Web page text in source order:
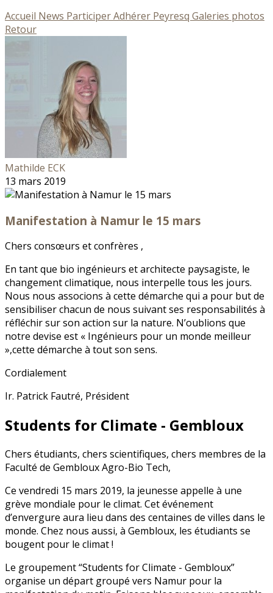
Accueil News ParticiperAdhérer Peyresq Galeries photos
Retour
Mathilde ECK
13 mars 2019
Manifestation à Namur le 15 mars
Chers consœurs et confrères ,
En tant que bio ingénieurs et architecte paysagiste, le
changement climatique, nous interpelle tous les jours.
Nous nous associons à cette démarche qui a pour but de
sensibiliser chacun de nous suivant ses responsabilités à
réfléchir sur son action sur la nature. N’oublions que
notre devise est « Ingénieurs pour un monde meilleur
»,cette démarche à tout son sens.
Cordialement
Ir. Patrick Fautré, Président
Students for Climate - Gembloux
Chers étudiants, chers scientifiques, chers membres de la
Faculté de Gembloux Agro-Bio Tech,
Ce vendredi 15 mars 2019, la jeunesse appelle à une
grève mondiale pour le climat. Cet événement
d’envergure aura lieu dans des centaines de villes dans le
monde. Chez nous aussi, à Gembloux, les étudiants se
bougent pour le climat !
Le groupement “Students for Climate - Gembloux”
organise un départ groupé vers Namur pour la